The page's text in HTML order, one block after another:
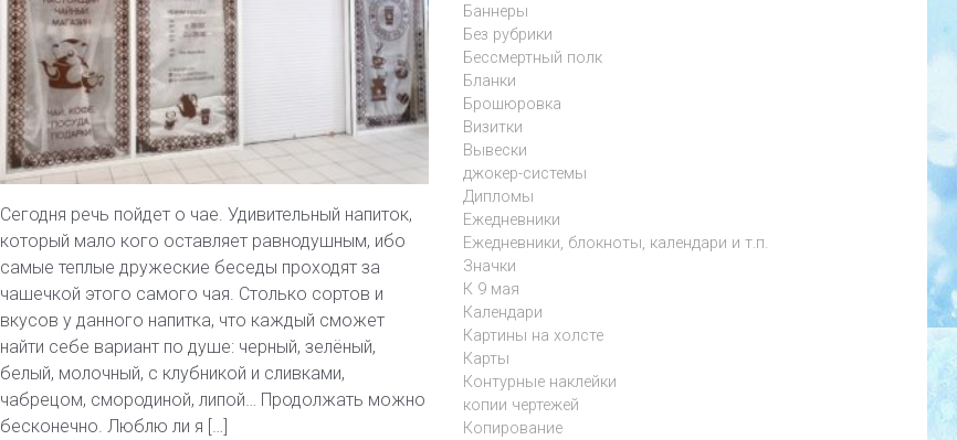
Сегодня речь пойдет о чае. Удивительный напиток,
который мало кого оставляет равнодушным, ибо
самые теплые дружеские беседы проходят за
чашечкой этого самого чая. Столько сортов и
вкусов у данного напитка, что каждый сможет
найти себе вариант по душе: черный, зелёный,
белый, молочный, с клубникой и сливками,
чабрецом, смородиной, липой… Продолжать можно
бесконечно. Люблю ли я […]
Баннеры
Без рубрики
Бессмертный полк
Бланки
Брошюровка
Визитки
Вывески
джокер-системы
Дипломы
Ежедневники
Ежедневники, блокноты, календари и т.п.
Значки
К 9 мая
Календари
Картины на холсте
Карты
Контурные наклейки
копии чертежей
Копирование